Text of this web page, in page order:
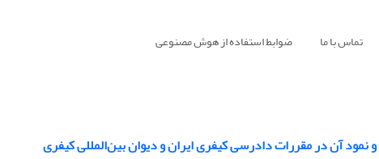
تماس با ما ضوابط استفاده از هوش مصنوعی
نمود آن‌ در مقررات دادرسی کیفری ایران و دیوان بین‌المللی کیفری